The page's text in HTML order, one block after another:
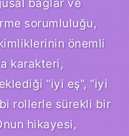
sorumluluğu,
önemli
karakteri,
“iyi eş”, “iyi
rollerle sürekli bir
hikayesi,